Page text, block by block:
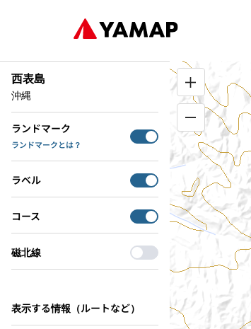
西表島
沖縄
ランドマーク
ランドマークとは？
ラベル
コース
磁北線
表示する情報（ルートなど）